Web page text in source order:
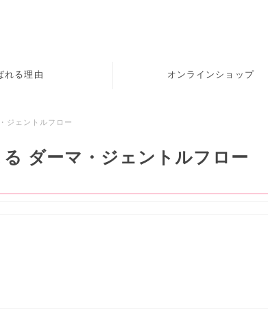
れる理由 オンラインショップ
ジェントルフロー
ダーマ・ジェントルフロー